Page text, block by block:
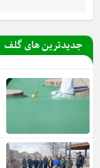
جدیدترین های گلف